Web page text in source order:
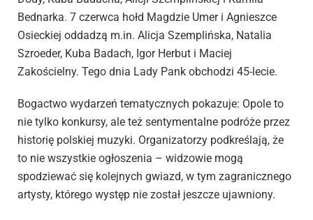
Bednarka. 7 czerwca hołd Magdzie Umer i Agnieszce
Osieckiej oddadzą m.in. Alicja Szemplińska, Natalia
Szroeder, Kuba Badach, Igor Herbut i Maciej
Zakościelny. Tego dnia Lady Pank obchodzi 45-lecie.
Bogactwo wydarzeń tematycznych pokazuje: Opole to
nie tylko konkursy, ale też sentymentalne podróże przez
historię polskiej muzyki. Organizatorzy podkreślają, że
to nie wszystkie ogłoszenia – widzowie mogą
spodziewać się kolejnych gwiazd, w tym zagranicznego
artysty, którego występ nie został jeszcze ujawniony.